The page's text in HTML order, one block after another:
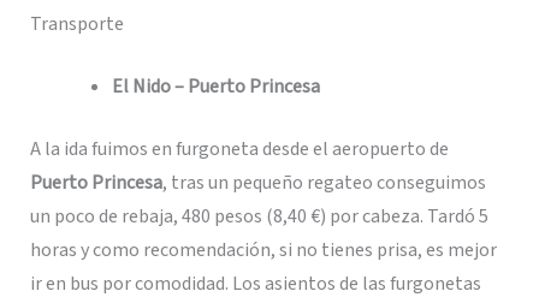
Transporte
El Nido – Puerto Princesa
A la ida fuimos en furgoneta desde el aeropuerto de
Puerto Princesa, tras un pequeño regateo conseguimos
un poco de rebaja, 480 pesos (8,40 €) por cabeza. Tardó 5
horas y como recomendación, si no tienes prisa, es mejor
ir en bus por comodidad. Los asientos de las furgonetas